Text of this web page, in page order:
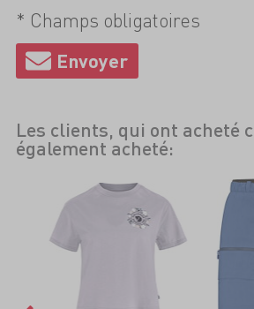
* Champs obligatoires
Les clients, qui ont acheté
également acheté: